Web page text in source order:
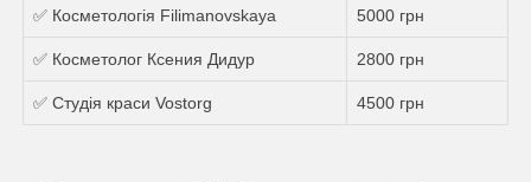
✅ Косметологія Filimanovskaya 5000 грн
✅ Косметолог Ксения Дидур 2800 грн
✅ Студія краси Vostorg 4500 грн